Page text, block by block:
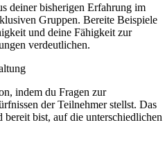
deiner bisherigen Erfahrung im
Gruppen. Bereite Beispiele
und deine Fähigkeit zur
verdeutlichen.
indem du Fragen zur
der Teilnehmer stellst. Das
bist, auf die unterschiedlichen